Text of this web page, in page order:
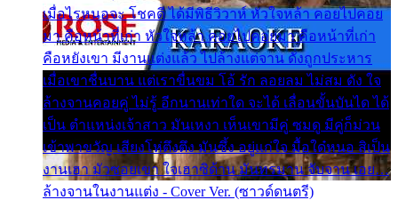
เมื่อไรหนอจะ โชคดี ได้มีพิธีวิวาห์ หัวใจหล้า คอยไปคอย
มา คือหน้าที่เก่า หัวใจหล้า คอยไปคอยมา คือหน้าที่เก่า
คือหยังเขา มีงานแต่งแล้ว ไปล้างแต่จาน ดั่งถูกประหาร
เมื่อเขาชื่นบาน แต่เราขื่นขม โอ้ รัก ลอยลม ไม่สม ดัง ใจ
ล้างจานคอยคู่ ไม่รู้ อีกนานเท่าใด จะได้ เลื่อนขั้นบันได ได้
เป็น ตำแหน่งเจ้าสาว มันเหงา เห็นเขามีคู่ ซมดู มีคู่ก็ม่วน
เข้าพาขวัญ เสียงโห่ตึงตึง มันซึ้ง อยู่แก่ใจ มื้อใด๋หนอ สิเป็น
งานเฮา มัวซอยเขา ใจเฮาซิด้าน มันทรมาน จับจาน เอย…
ล้างจานในงานแต่ง - Cover Ver. (ซาวด์ดนตรี)